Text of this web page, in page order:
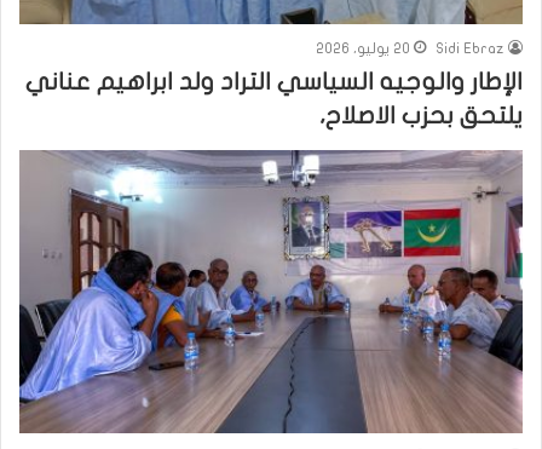
Sidi Ebraz 20 يوليو، 2026
الإطار والوجيه السياسي التراد ولد ابراهيم عناني
يلتحق بحزب الاصلاح،